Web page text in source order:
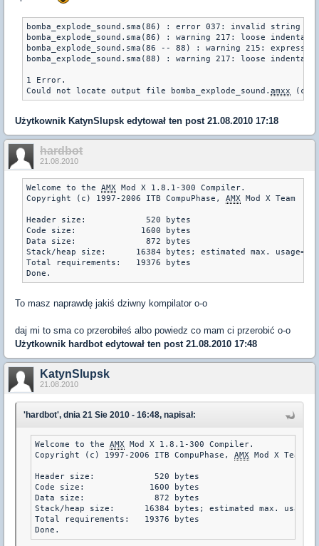
bomba_explode_sound.sma(86) : error 037: invalid string
bomba_explode_sound.sma(86) : warning 217: loose
bomba_explode_sound.sma(86 -- 88) : warning 215:
bomba_explode_sound.sma(88) : warning 217: loose
1 Error.
Could not locate output file bomba_explode_sound. amxx
Użytkownik KatynSlupsk edytował ten post 21.08.2010 17:18
hardbot
21.08.2010
Welcome to the AMX Mod X 1.8.1-300 Compiler.
Copyright (c) 1997-2006 ITB CompuPhase, AMX Mod X Team
Header size:            520 bytes
Code size:             1600 bytes
Data size:              872 bytes
Stack/heap size:      16384 bytes; estimated max.
Total requirements:   19376 bytes
To masz naprawdę jakiś dziwny kompilator o-o
daj mi to sma co przerobiłeś albo powiedz co mam ci przerobić o-o
Użytkownik hardbot edytował ten post 21.08.2010 17:48
KatynSlupsk
21.08.2010
'hardbot', dnia 21 Sie 2010 - 16:48, napisał:
Welcome to the AMX Mod X 1.8.1-300 Compiler.
Copyright (c) 1997-2006 ITB CompuPhase, AMX Mod X Team
Header size:            520 bytes
Code size:             1600 bytes
Data size:              872 bytes
Stack/heap size:      16384 bytes; estimated max.
Total requirements:   19376 bytes